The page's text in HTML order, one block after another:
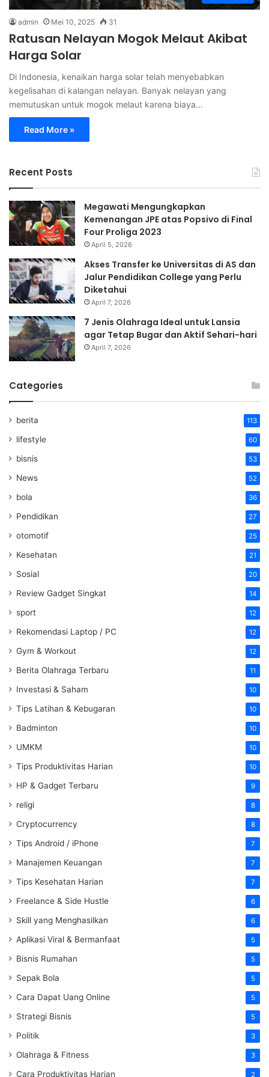
admin Mei 10, 2025 31
Ratusan Nelayan Mogok Melaut Akibat
Harga Solar
Di Indonesia, kenaikan harga solar telah menyebabkan
kegelisahan di kalangan nelayan. Banyak nelayan yang
memutuskan untuk mogok melaut karena biaya…
Read More »
Recent Posts
Megawati Mengungkapkan
Kemenangan JPE atas Popsivo di Final
Four Proliga 2023
April 5, 2026
Akses Transfer ke Universitas di AS dan
Jalur Pendidikan College yang Perlu
Diketahui
April 7, 2026
7 Jenis Olahraga Ideal untuk Lansia
agar Tetap Bugar dan Aktif Sehari-hari
April 7, 2026
Categories
berita 113
lifestyle 60
bisnis 53
News 52
bola 36
Pendidikan 27
otomotif 25
Kesehatan 21
Sosial 20
Review Gadget Singkat 14
sport 12
Rekomendasi Laptop / PC 12
Gym & Workout 12
Berita Olahraga Terbaru 11
Investasi & Saham 10
Tips Latihan & Kebugaran 10
Badminton 10
UMKM 10
Tips Produktivitas Harian 10
HP & Gadget Terbaru 9
religi 8
Cryptocurrency 8
Tips Android / iPhone 7
Manajemen Keuangan 7
Tips Kesehatan Harian 7
Freelance & Side Hustle 6
Skill yang Menghasilkan 6
Aplikasi Viral & Bermanfaat 5
Bisnis Rumahan 5
Sepak Bola 5
Cara Dapat Uang Online 5
Strategi Bisnis 5
Politik 3
Olahraga & Fitness 3
Cara Produktivitas Harian 2